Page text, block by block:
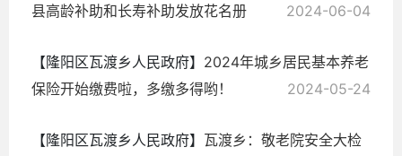
县高龄补助和长寿补助发放花名册
2024-06-04
【隆阳区瓦渡乡人民政府】 2024年城乡居民基本养老
保险开始缴费啦，多缴多得哟！
2024-05-24
【隆阳区瓦渡乡人民政府】 瓦渡乡：敬老院安全大检